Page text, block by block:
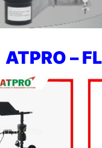
ATPRO –